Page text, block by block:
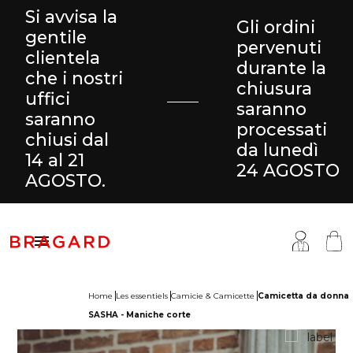
Si avvisa la
gentile
clientela
che i nostri
uffici
saranno
chiusi dal
14 al 21
AGOSTO.
Gli ordini
pervenuti
durante la
chiusura
saranno
processati
da lunedì
24 AGOSTO

& Gonne
Home Les essentiels Camicie & Camicette Camicetta da donna
SASHA - Maniche corte